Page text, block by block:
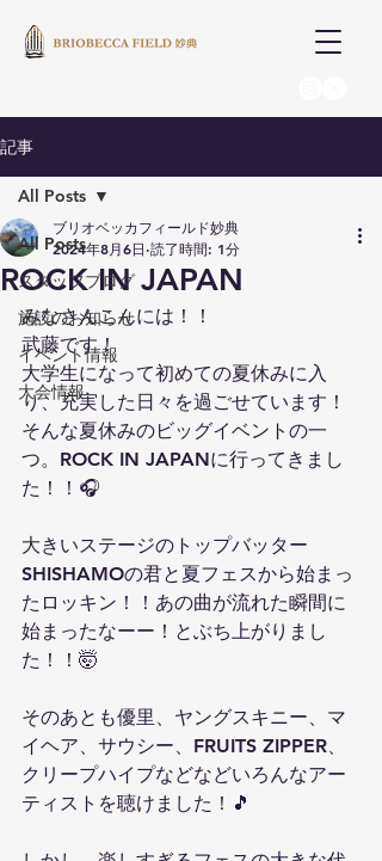
記事
All Posts
スタッフブログ
施設のお知らせ
イベント情報
大会情報
All Posts
ROCK IN JAPAN
ブリオベッカフィールド妙典
2024年8月6日 読了時間: 1分
みなさんこんには！！
武藤です！
大学生になって初めての夏休みに入
り、充実した日々を過ごせています！
そんな夏休みのビッグイベントの一
つ。ROCK IN JAPANに行ってきまし
た！！🎧
大きいステージのトップバッター
SHISHAMOの君と夏フェスから始まっ
たロッキン！！あの曲が流れた瞬間に
始まったなーー！とぶち上がりまし
た！！🤯
そのあとも優里、ヤングスキニー、マ
イヘア、サウシー、FRUITS ZIPPER、
クリープハイプなどなどいろんなアー
ティストを聴けました！🎵